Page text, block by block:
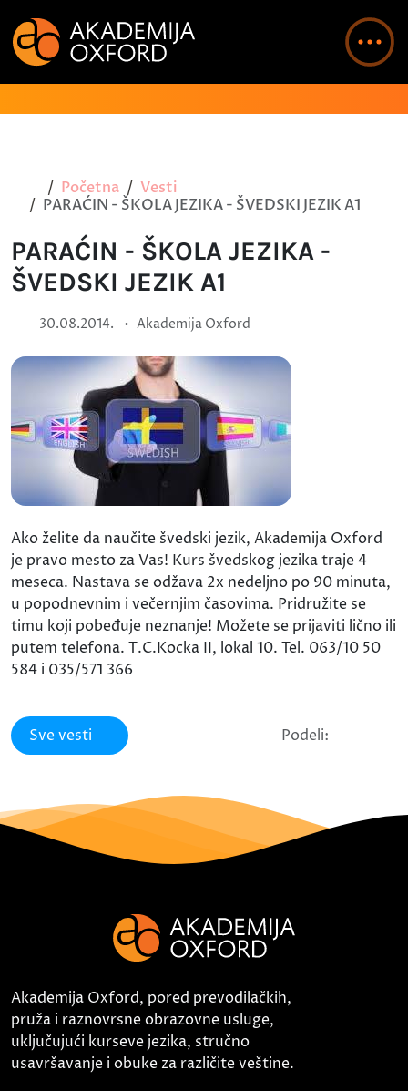
Početna
Vesti
PARAĆIN - ŠKOLA JEZIKA - ŠVEDSKI JEZIK A1
PARAĆIN - ŠKOLA JEZIKA -
ŠVEDSKI JEZIK A1
30.08.2014. • Akademija Oxford
Ako želite da naučite švedski jezik, Akademija Oxford
je pravo mesto za Vas! Kurs švedskog jezika traje 4
meseca. Nastava se odžava 2x nedeljno po 90 minuta,
u popodnevnim i večernjim časovima. Pridružite se
timu koji pobeđuje neznanje! Možete se prijaviti lično ili
putem telefona. T.C.Kocka II, lokal 10. Tel. 063/10 50
584 i 035/571 366
Sve vesti Podeli:
Akademija Oxford, pored prevodilačkih,
pruža i raznovrsne obrazovne usluge,
uključujući kurseve jezika, stručno
usavršavanje i obuke za različite veštine.